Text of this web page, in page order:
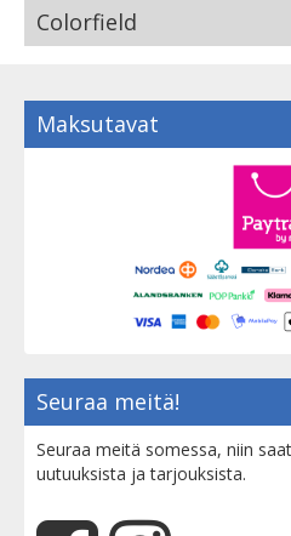
Colorfield
Maksutavat
Seuraa meitä!
Seuraa meitä somessa, niin
uutuuksista ja tarjouksista.